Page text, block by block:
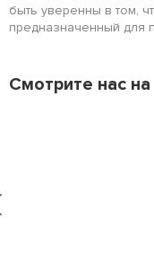
быть уверенны в том,
предназначенный для
Смотрите нас на